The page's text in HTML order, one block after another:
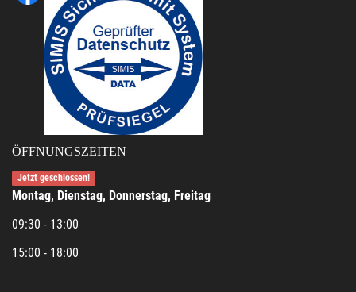
ÖFFNUNGSZEITEN
Jetzt geschlossen!
Montag, Dienstag, Donnerstag, Freitag
09:30 - 13:00
15:00 - 18:00